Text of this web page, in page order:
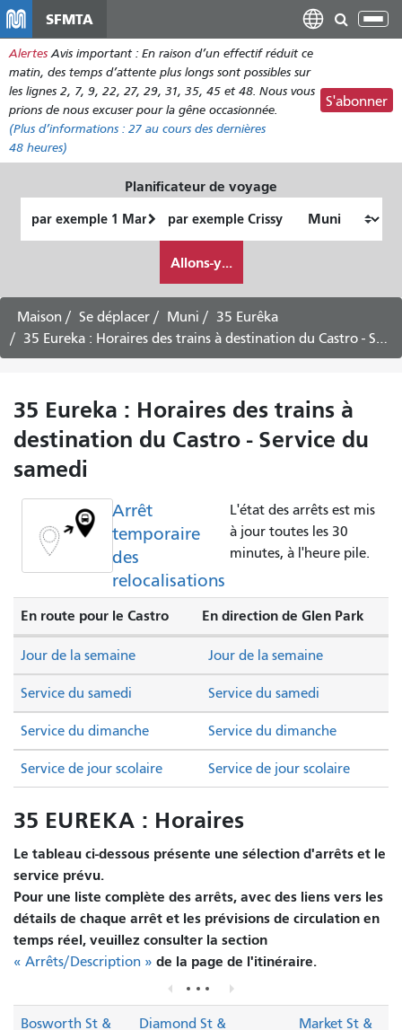
contenu
principal
SFMTA
Alertes Avis important : En raison d’un effectif réduit ce
matin, des temps d’attente plus longs sont possibles sur
les lignes 2, 7, 9, 22, 27, 29, 31, 35, 45 et 48. Nous vous
prions de nous excuser pour la gêne occasionnée.
(Plus d’informations : 27 au cours des dernières
48 heures)
S'abonner
Planificateur de voyage
de
final
je
veux
voyager
Allons-y...
Maison Se déplacer Muni
35 Eurêka
35 Eureka : Horaires des trains à destination du Castro - Service du samedi
35 Eureka : Horaires des trains à
destination du Castro - Service du
samedi
Arrêt
temporaire
des
relocalisations
L'état des arrêts est mis
à jour toutes les 30
minutes, à l'heure pile.
En route pour le Castro En direction de Glen Park
Service du samedi Service du samedi
Service du dimanche Service du dimanche
Jour de la semaine Jour de la semaine
Service de jour scolaire Service de jour scolaire
35 EUREKA : Horaires
Le tableau ci-dessous présente une sélection d'arrêts et le
service prévu.
Pour une liste complète des arrêts, avec des liens vers les
détails de chaque arrêt et les prévisions de circulation en
temps réel, veuillez consulter la section
« Arrêts/Description » de la page de l'itinéraire.
Bosworth St &
Diamond St &
Market St &